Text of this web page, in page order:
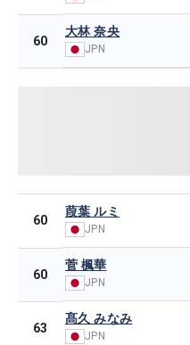
60
大林 奈央
JPN
60
葭葉 ルミ
JPN
60
菅 楓華
JPN
63
髙久 みなみ
JPN